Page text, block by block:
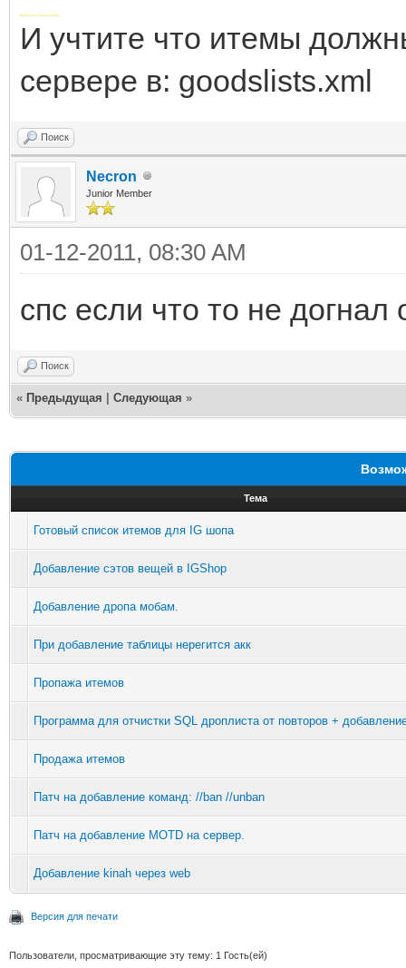
Добавлено через 4 минуты
И учтите что итемы
сервере в: goodslists.xml
Поиск
Necron
Junior Member
01-12-2011, 08:30 AM
спс если что то не
Поиск
« Предыдущая Следующая »
Тема
Готовый список итемов для IG шопа
Добавление сэтов вещей в IGShop
Добавление дропа мобам.
При добавление таблицы нерегится акк
Пропажа итемов
Программа для отчистки SQL дроплиста от повторов +
Продажа итемов
Патч на добавление команд: //ban //unban
Патч на добавление MOTD на сервер.
Добавление kinah через web
Версия для печати
Пользователи, просматривающие эту тему: 1 Гость(ей)